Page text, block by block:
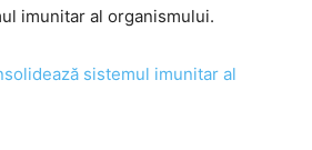
imunitar al organismului.
sistemul imunitar al